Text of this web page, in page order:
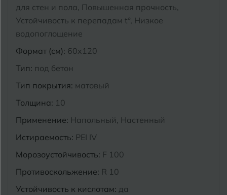
для стен и пола, Повышенная прочность,
Устойчивость к перепадам t°, Низкое
водопоглощение
Формат (см): 60x120
Тип: под бетон
Тип покрытия: матовый
Толщина: 10
Применение: Напольный, Настенный
Истираемость: PEI IV
Морозоустойчивость: F 100
Противоскольжение: R 10
Устойчивость к кислотам: да
Магнитогорск
Муром
Челябинск